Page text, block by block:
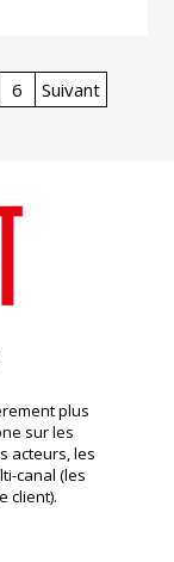
6 Suivant
plus
sur les
acteurs, les
canal (les
client).